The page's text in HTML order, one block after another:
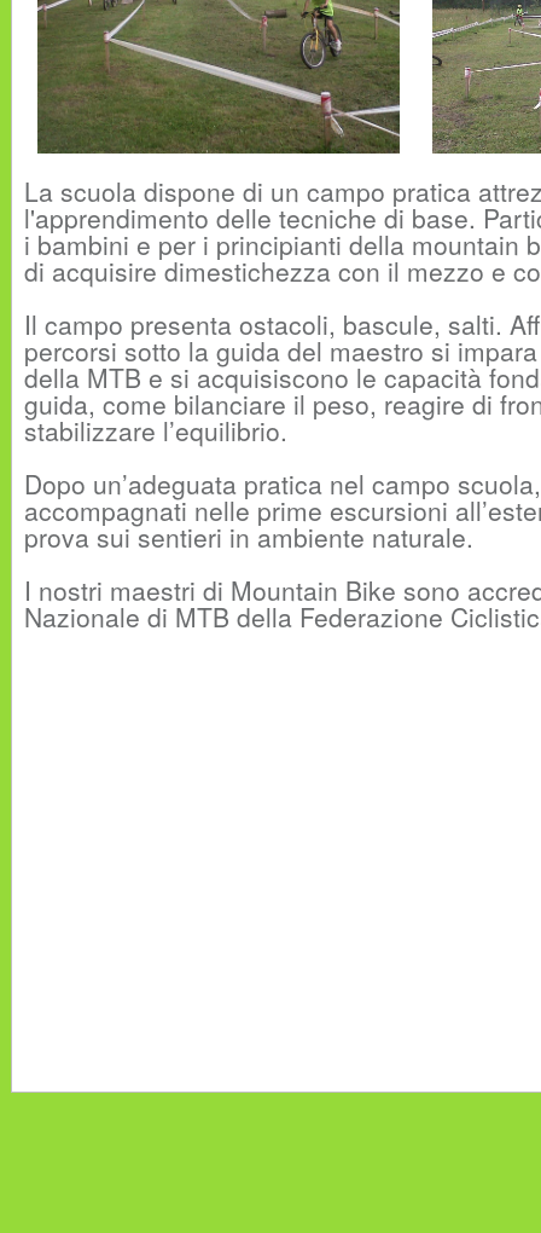
La scuola dispone di un campo pratica
l'apprendimento delle tecniche di base.
i bambini e per i principianti della mountain
di acquisire dimestichezza con il mezzo e
Il campo presenta ostacoli, bascule, salti.
percorsi sotto la guida del maestro si
della MTB e si acquisiscono le capacità
guida, come bilanciare il peso, reagire di
stabilizzare l’equilibrio.
Dopo un’adeguata pratica nel campo
accompagnati nelle prime escursioni
prova sui sentieri in ambiente naturale.
I nostri maestri di Mountain Bike sono
Nazionale di MTB della Federazione